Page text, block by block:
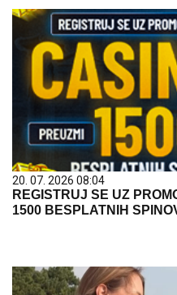
20. 07. 2026 08:04
REGISTRUJ SE UZ
1500 BESPLATNIH